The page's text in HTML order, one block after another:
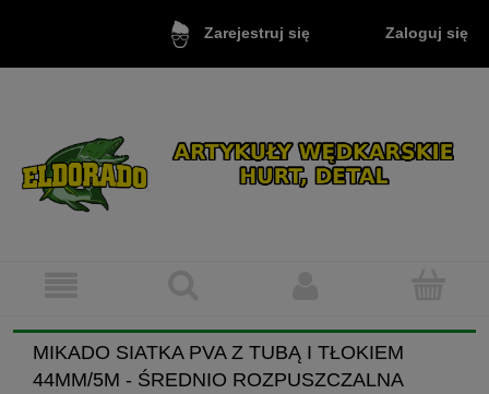
Zarejestruj się Zaloguj się
MIKADO SIATKA PVA Z TUBĄ I TŁOKIEM
44MM/5M - ŚREDNIO ROZPUSZCZALNA